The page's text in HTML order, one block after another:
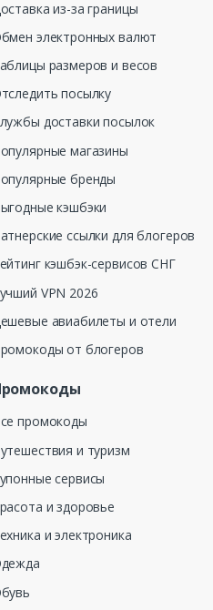
из-за границы
электронных валют
размеров и весов
посылку
доставки посылок
магазины
бренды
кэшбэки
ссылки для блогеров
кэшбэк-сервисов СНГ
VPN 2026
авиабилеты и отели
от блогеров
промокоды
и туризм
сервисы
и здоровье
и электроника